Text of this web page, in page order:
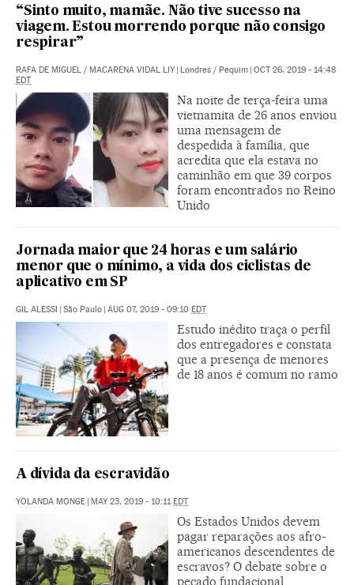
“Sinto muito, mamãe. Não tive sucesso na
viagem. Estou morrendo porque não consigo
respirar”
RAFA DE MIGUEL / MACARENA VIDAL LIY | Londres / Pequim | OCT 26, 2019 - 14:48
EDT
Na noite de terça-feira uma
vietnamita de 26 anos enviou
uma mensagem de
despedida à família, que
acredita que ela estava no
caminhão em que 39 corpos
foram encontrados no Reino
Unido
Jornada maior que 24 horas e um salário
menor que o mínimo, a vida dos ciclistas de
aplicativo em SP
GIL ALESSI | São Paulo | AUG 07, 2019 - 09:10 EDT
Estudo inédito traça o perfil
dos entregadores e constata
que a presença de menores
de 18 anos é comum no ramo
A dívida da escravidão
YOLANDA MONGE | MAY 23, 2019 - 10:11EDT
Os Estados Unidos devem
pagar reparações aos afro-
americanos descendentes de
escravos? O debate sobre o
pecado fundacional